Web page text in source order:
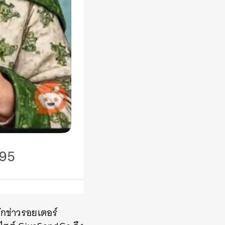
าวรอยเตอร์